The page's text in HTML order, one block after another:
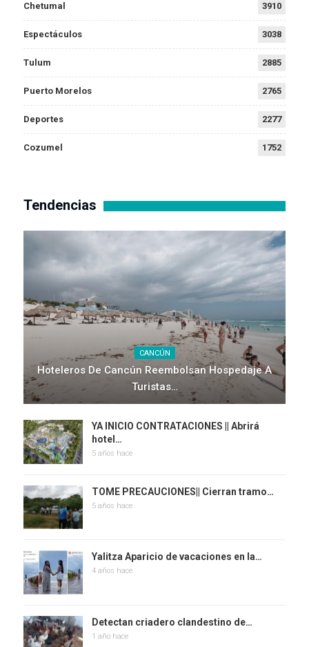
Chetumal 3910
Espectáculos 3038
Tulum 2885
Puerto Morelos 2765
Deportes 2277
Cozumel 1752
Tendencias
CANCÚN
Hoteleros De Cancún Reembolsan Hospedaje A
Turistas…
YA INICIO CONTRATACIONES || Abrirá
hotel…
5 años hace
TOME PRECAUCIONES|| Cierran tramo…
5 años hace
Yalitza Aparicio de vacaciones en la…
4 años hace
Detectan criadero clandestino de…
1 año hace